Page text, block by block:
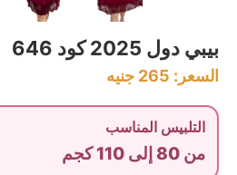
بيبي دول 2025 كود 646
السعر: 265 جنيه
التلبيس المناسب
من 80 إلى 110 كجم